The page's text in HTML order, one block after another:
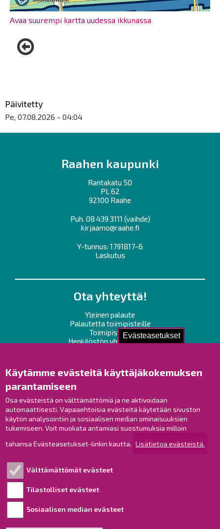
Evästeasetukset
Käytämme evästeitä käyttäjäkokemuksen
parantamiseen
Osa evästeistä on välttämättömiä ja ne aktivoidaan
automaattisesti. Vapaaehtoisia evästeitä käytetään sivuston
käytön analysointiin ja sosiaalisen median ominaisuuksien
tukemiseen. Voit muokata antamiasi suostumuksia milloin
tahansa Evästeasetukset-linkin kautta. Lisätietoa evästeistä.
Välttämättömät evästeet
Tilastolliset evästeet
Sosiaalisen median evästeet
Avaa suurempi kartta uudessa ikkunassa
Päivitetty
Pe, 07.08.2026 - 04:04
Raahen kaupunki
Rantakatu 50
PL 62
92100 Raahe
Puh. 08 439 3111 (vaihde)
kirjaamo@raahe.fi
Y-tunnus: 1791817-6
Laskutus
Ota yhteyttä!
Yleinen palaute
Palautetta toimipisteille
Toimipisteet
Henkilöstön yhteystiedot
Raahe Facebookissa
Raahe Instagramissa
Raahe LinkedInissä
Raahe YouTubessa
Esityslistat ja pöytäkirjat
Viranhaltijapäätökset